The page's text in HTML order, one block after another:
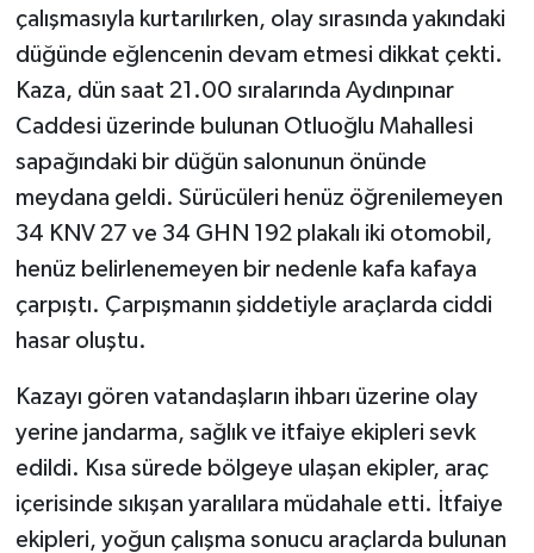
çalışmasıyla kurtarılırken, olay sırasında yakındaki
düğünde eğlencenin devam etmesi dikkat çekti.
Kaza, dün saat 21.00 sıralarında Aydınpınar
Caddesi üzerinde bulunan Otluoğlu Mahallesi
sapağındaki bir düğün salonunun önünde
meydana geldi. Sürücüleri henüz öğrenilemeyen
34 KNV 27 ve 34 GHN 192 plakalı iki otomobil,
henüz belirlenemeyen bir nedenle kafa kafaya
çarpıştı. Çarpışmanın şiddetiyle araçlarda ciddi
hasar oluştu.
Kazayı gören vatandaşların ihbarı üzerine olay
yerine jandarma, sağlık ve itfaiye ekipleri sevk
edildi. Kısa sürede bölgeye ulaşan ekipler, araç
içerisinde sıkışan yaralılara müdahale etti. İtfaiye
ekipleri, yoğun çalışma sonucu araçlarda bulunan